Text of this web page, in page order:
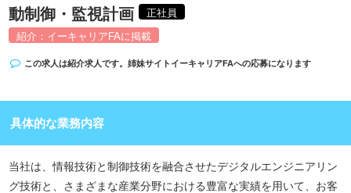
動制御・監視計画
正社員
紹介：イーキャリアFAに掲載
この求人は紹介求人です。姉妹サイト イーキャリアFAへの応募になります
具体的な業務内容
当社は、情報技術と制御技術を融合させたデジタルエンジニアリン
グ技術と、さまざまな産業分野における豊富な実績を用いて、お客